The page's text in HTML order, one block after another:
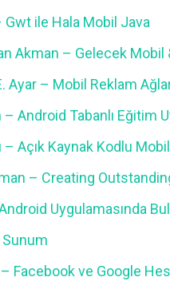
Gwt ile Hala Mobil Java
Akman – Gelecek Mobil
Ayar – Mobil Reklam
Android Tabanlı Eğitim
Açık Kaynak Kodlu
– Creating
Uygulamasında
Facebook ve Google